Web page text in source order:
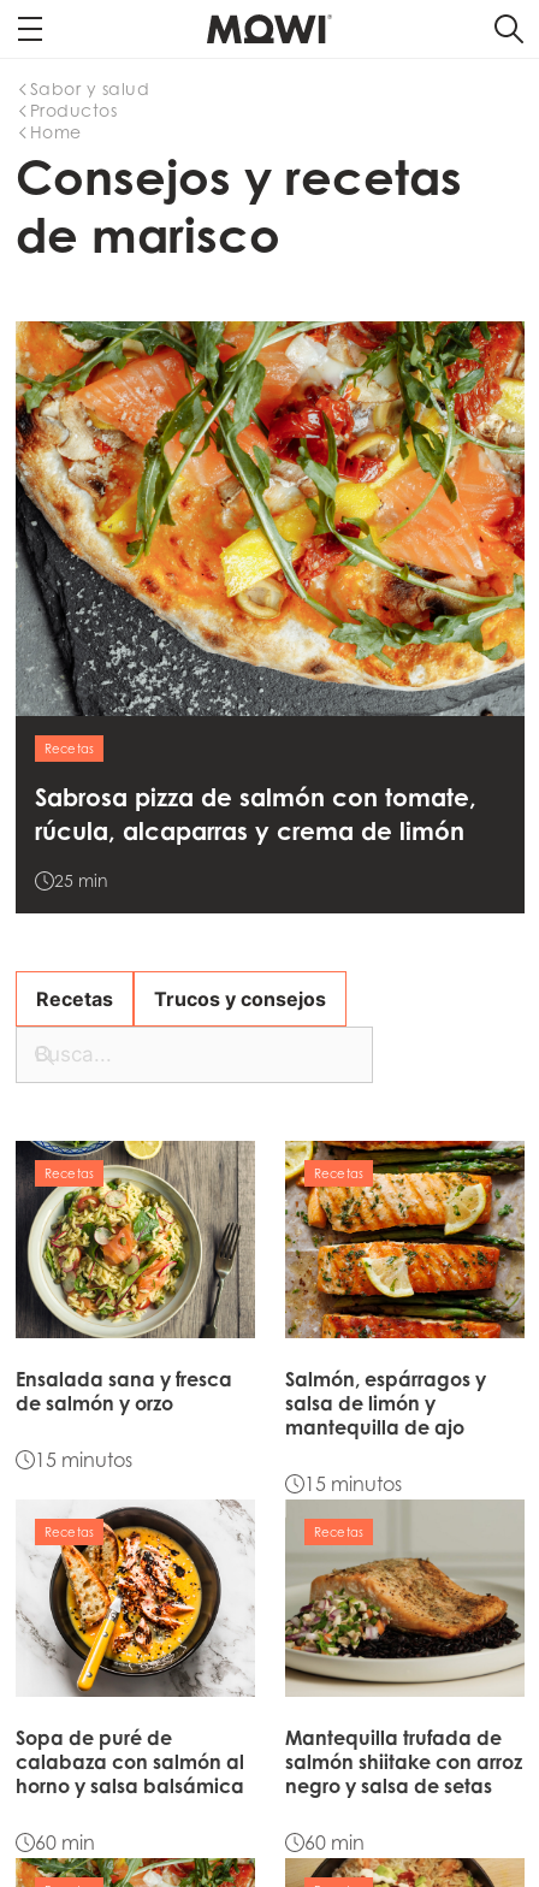
Mowi Global
Asia
Mowi Japan
Mowi Korea
Mowi Taiwan
Europe
Mowi Belgium (FR)
Mowi Belgium (NL)
Mowi Czechia (CZ)
Home
Productos
Sabor y salud
Consejos y recetas
de marisco
Recetas
Sabrosa pizza de salmón con tomate,
rúcula, alcaparras y crema de limón
25 min
Recetas Trucos y consejos
Recetas
Ensalada sana y fresca
de salmón y orzo
15 minutos
Recetas
Salmón, espárragos y
salsa de limón y
mantequilla de ajo
15 minutos
Recetas
Sopa de puré de
calabaza con salmón al
horno y salsa balsámica
60 min
Recetas
Mantequilla trufada de
salmón shiitake con arroz
negro y salsa de setas
60 min